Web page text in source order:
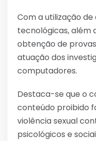
Com a utilização
tecnológicas, além
obtenção de
atuação dos
computadores.
Destaca-se que o
conteúdo proibido
violência sexual
psicológicos e